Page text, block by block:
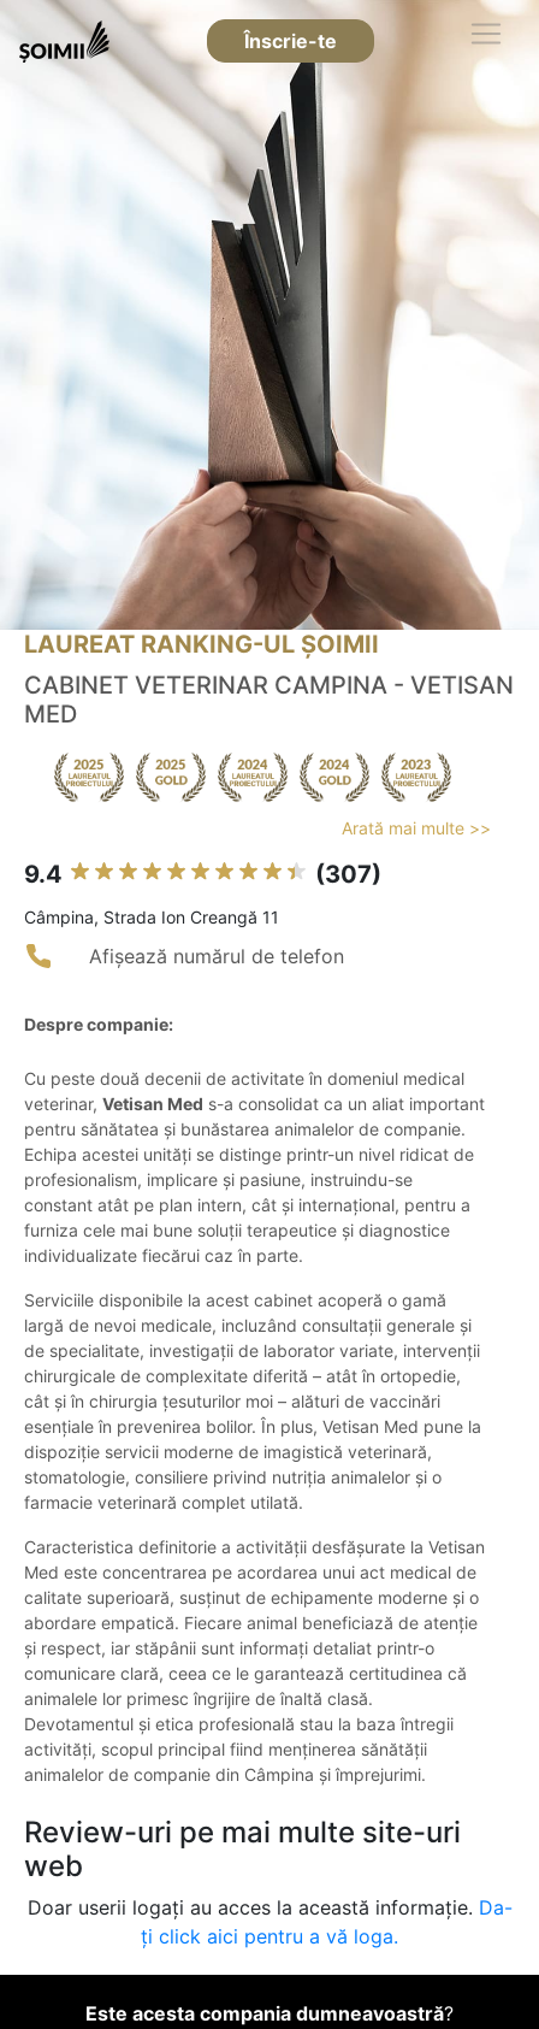
Înscrie-te
LAUREAT RANKING-UL ȘOIMII
CABINET VETERINAR CAMPINA - VETISAN
MED
Arată mai multe >>
9.4 (307)
Câmpina, Strada Ion Creangă 11
Afișează numărul de telefon
Despre companie:
Cu peste două decenii de activitate în domeniul medical
veterinar, Vetisan Med s-a consolidat ca un aliat important
pentru sănătatea și bunăstarea animalelor de companie.
Echipa acestei unități se distinge printr-un nivel ridicat de
profesionalism, implicare și pasiune, instruindu-se
constant atât pe plan intern, cât și internațional, pentru a
furniza cele mai bune soluții terapeutice și diagnostice
individualizate fiecărui caz în parte.
Serviciile disponibile la acest cabinet acoperă o gamă
largă de nevoi medicale, incluzând consultații generale și
de specialitate, investigații de laborator variate, intervenții
chirurgicale de complexitate diferită – atât în ortopedie,
cât și în chirurgia țesuturilor moi – alături de vaccinări
esențiale în prevenirea bolilor. În plus, Vetisan Med pune la
dispoziție servicii moderne de imagistică veterinară,
stomatologie, consiliere privind nutriția animalelor și o
farmacie veterinară complet utilată.
Caracteristica definitorie a activității desfășurate la Vetisan
Med este concentrarea pe acordarea unui act medical de
calitate superioară, susținut de echipamente moderne și o
abordare empatică. Fiecare animal beneficiază de atenție
și respect, iar stăpânii sunt informați detaliat printr-o
comunicare clară, ceea ce le garantează certitudinea că
animalele lor primesc îngrijire de înaltă clasă.
Devotamentul și etica profesională stau la baza întregii
activități, scopul principal fiind menținerea sănătății
animalelor de companie din Câmpina și împrejurimi.
Review-uri pe mai multe site-uri
web
Doar userii logați au acces la această informație. Da-
ți click aici pentru a vă loga.
Este acesta compania dumneavoastră?